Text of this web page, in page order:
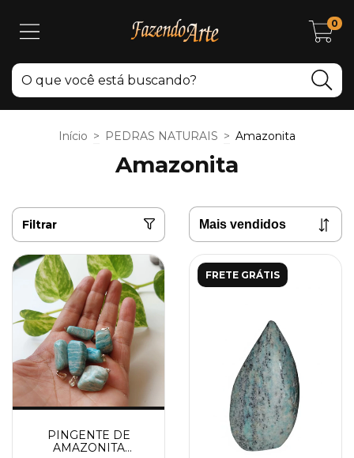
0
Início > PEDRAS NATURAIS > Amazonita
Amazonita
Filtrar
PINGENTE DE
AMAZONITA
FRETE GRÁTIS